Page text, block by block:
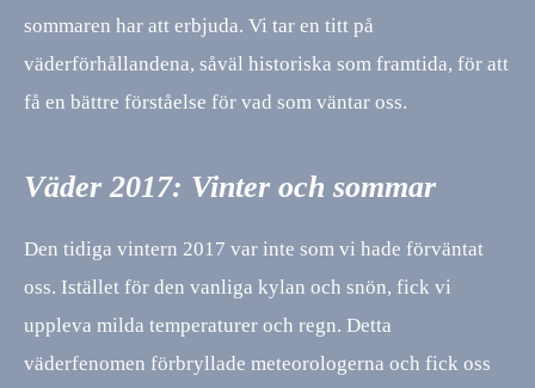
sommaren har att erbjuda. Vi tar en titt på
väderförhållandena, såväl historiska som framtida, för att
få en bättre förståelse för vad som väntar oss.
Väder 2017: Vinter och sommar
Den tidiga vintern 2017 var inte som vi hade förväntat
oss. Istället för den vanliga kylan och snön, fick vi
uppleva milda temperaturer och regn. Detta
väderfenomen förbryllade meteorologerna och fick oss